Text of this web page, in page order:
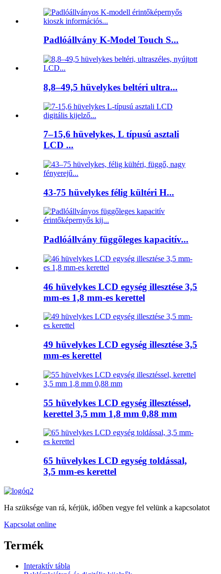
Padlóállvány K-Model Touch S...
8,8–49,5 hüvelykes beltéri ultra...
7–15,6 hüvelykes, L típusú asztali
LCD ...
43-75 hüvelykes félig kültéri H...
Padlóállvány függőleges kapacitív...
46 hüvelykes LCD egység illesztése 3,5
mm-es 1,8 mm-es kerettel
49 hüvelykes LCD egység illesztése 3,5
mm-es kerettel
55 hüvelykes LCD egység illesztéssel,
kerettel 3,5 mm 1,8 mm 0,88 mm
65 hüvelykes LCD egység toldással,
3,5 mm-es kerettel
Ha szüksége van rá, kérjük, időben vegye fel velünk a kapcsolatot
Kapcsolat online
Termék
Interaktív tábla